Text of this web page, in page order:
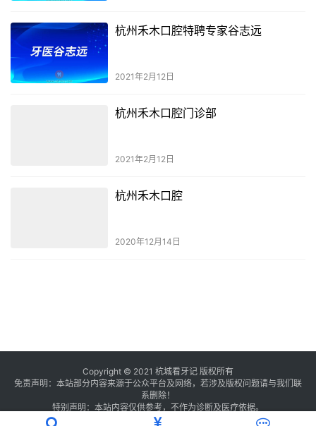
杭州禾木口腔特聘专家谷志远
2021年2月12日
杭州禾木口腔门诊部
2021年2月12日
杭州禾木口腔
2020年12月14日
Copyright © 2021 杭城看牙记 版权所有
免责声明：本站部分内容来源于公众平台及网络，若涉及版权问题请与我们联
系删除！
特别声明：本站内容仅供参考，不作为诊断及医疗依据。
浙公网安备 33011002016234号
浙ICP备2021013506号-2